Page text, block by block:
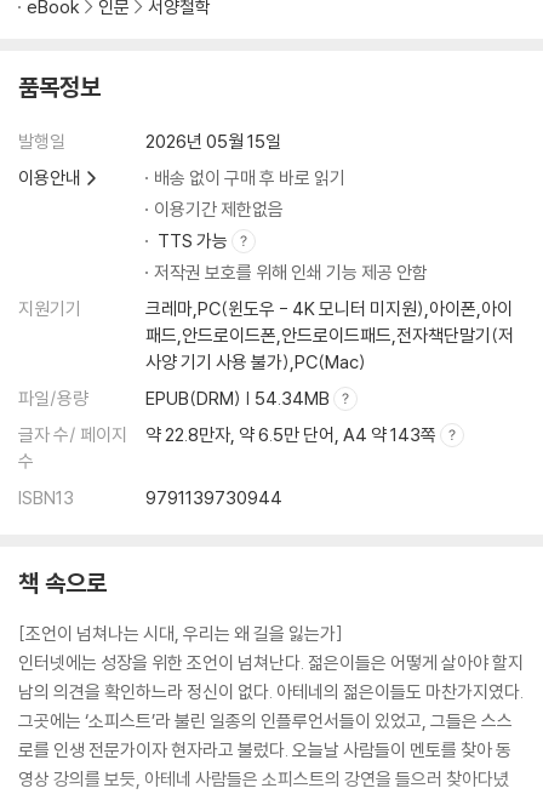
eBook 인문 서양철학
품목정보
발행일
2026년 05월 15일
이용안내
배송 없이 구매 후 바로 읽기
이용기간 제한없음
TTS 가능
저작권 보호를 위해 인쇄 기능 제공 안함
지원기기
크레마,PC(윈도우 - 4K 모니터 미지원),아이폰,아이
패드,안드로이드폰,안드로이드패드,전자책단말기(저
사양 기기 사용 불가),PC(Mac)
파일/용량
EPUB(DRM) | 54.34MB
글자 수/ 페이지
수
약 22.8만자, 약 6.5만 단어, A4 약 143쪽
ISBN13 9791139730944
책 속으로
[조언이 넘쳐나는 시대, 우리는 왜 길을 잃는가]
인터넷에는 성장을 위한 조언이 넘쳐난다. 젊은이들은 어떻게 살아야 할지
남의 의견을 확인하느라 정신이 없다. 아테네의 젊은이들도 마찬가지였다.
그곳에는 ‘소피스트’라 불린 일종의 인플루언서들이 있었고, 그들은 스스
로를 인생 전문가이자 현자라고 불렀다. 오늘날 사람들이 멘토를 찾아 동
영상 강의를 보듯, 아테네 사람들은 소피스트의 강연을 들으러 찾아다녔